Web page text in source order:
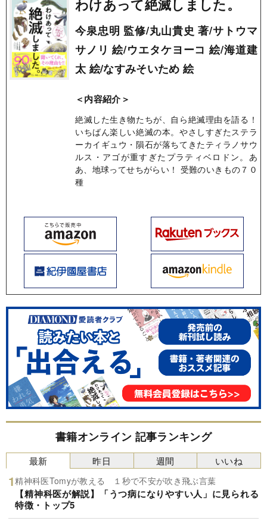
わけあって絶滅しました。
今泉忠明 監修/丸山貴史 著/サトウマ
サノリ 絵/ウエタケヨーコ 絵/海道建
太 絵/なすみそいため 絵
＜内容紹介＞
絶滅した生き物たちが、自ら絶滅理由を語る！
いちばん楽しい絶滅の本。やさしすぎたステラ
ーカイギュウ・隕石が落ちてきたティラノサウ
ルス・アゴが重すぎたプラティベロドン。あ
あ、地球ってせちがらい！ 受難のいきもの７０
種
書籍オンライン 記事ランキング
最新
精神科医Tomyが教える １秒で不安が吹き飛ぶ言葉
【精神科医が解説】「うつ病になりやすい人」に見られる
特徴・トップ5
昨日 週間 いいね